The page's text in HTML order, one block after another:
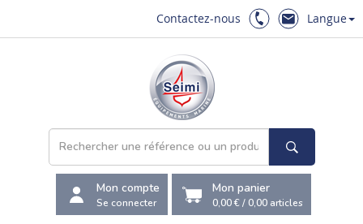
Contactez-nous Langue
Mon compte
Se connecter
Mon panier
0,00 €/0,00 articles